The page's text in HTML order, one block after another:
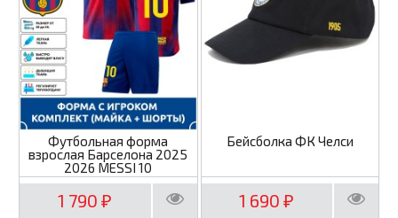
Футбольная форма
взрослая Барселона 2025
2026 MESSI 10
1 790₽
Бейсболка ФК Челси
1 690₽